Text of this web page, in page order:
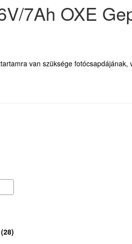
7Ah OXE
van szüksége fotócsapdájának,